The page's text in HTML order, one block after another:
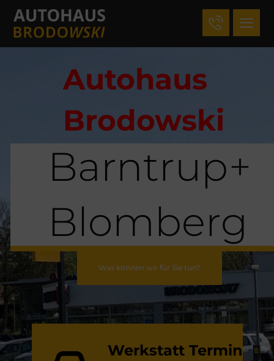
Autohaus
Brodowski
Barntrup+
Blomberg
Was können wir für Sie tun?
Werkstatt Termin